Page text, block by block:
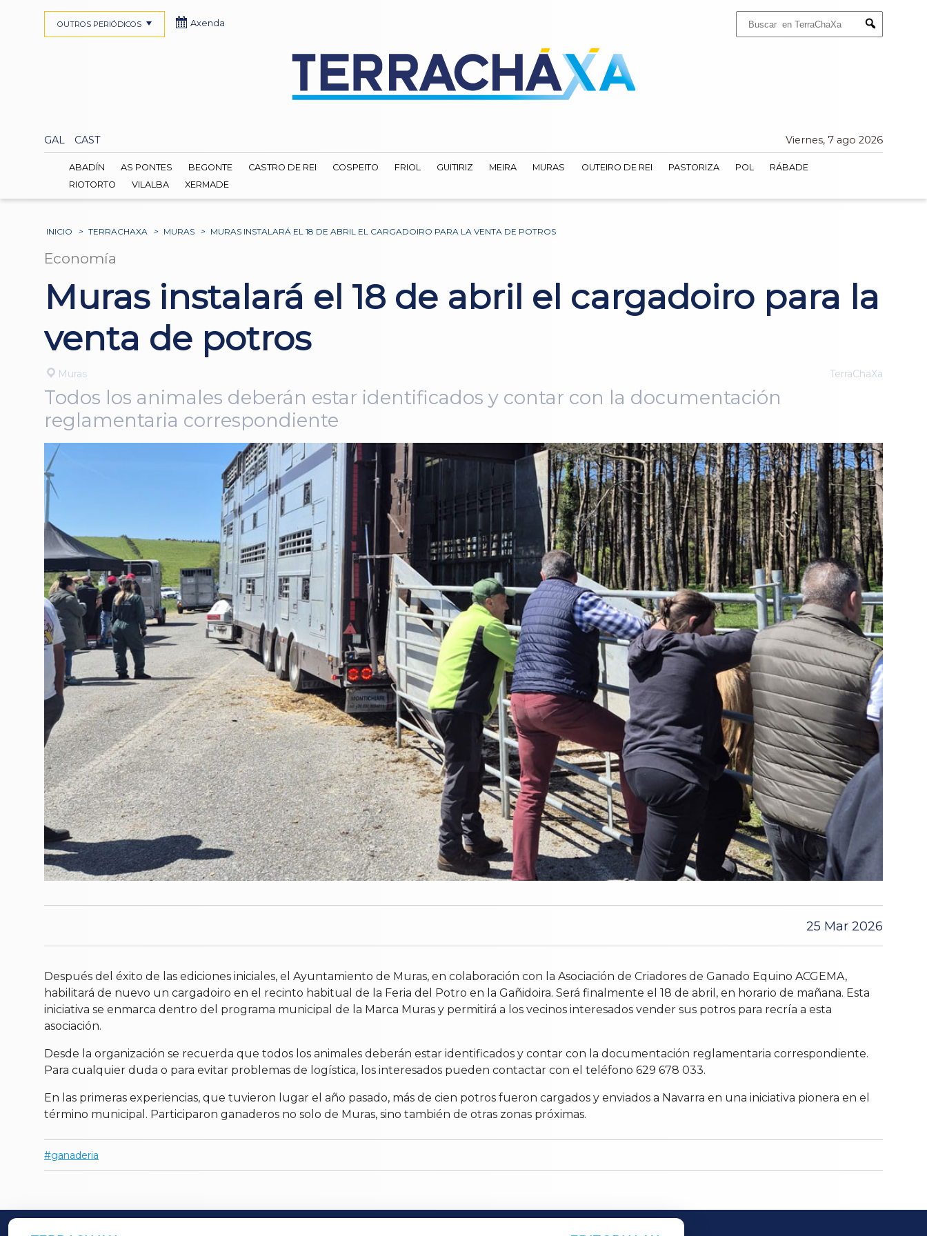
Submit
GAL CAST Viernes, 7 ago 2026
OUTROS PERIÓDICOS Axenda
ABADÍN AS PONTES BEGONTE CASTRO DE REI COSPEITO FRIOL GUITIRIZ MEIRA MURAS OUTEIRO DE REI PASTORIZA POL
RÁBADE
RIOTORTO
VILALBA XERMADE
INICIO > TERRACHAXA > MURAS > MURAS INSTALARÁ EL 18 DE ABRIL EL CARGADOIRO PARA LA VENTA DE POTROS
Economía
Muras instalará el 18 de abril el cargadoiro para la
venta de potros
Muras TerraChaXa
Todos los animales deberán estar identificados y contar con la documentación
reglamentaria correspondiente
25 Mar 2026
Después del éxito de las ediciones iniciales, el Ayuntamiento de Muras, en colaboración con la Asociación de Criadores de Ganado Equino ACGEMA,
habilitará de nuevo un cargadoiro en el recinto habitual de la Feria del Potro en la Gañidoira. Será finalmente el 18 de abril, en horario de mañana. Esta
iniciativa se enmarca dentro del programa municipal de la Marca Muras y permitirá a los vecinos interesados vender sus potros para recría a esta
asociación.
Desde la organización se recuerda que todos los animales deberán estar identificados y contar con la documentación reglamentaria correspondiente.
Para cualquier duda o para evitar problemas de logística, los interesados pueden contactar con el teléfono 629 678 033.
En las primeras experiencias, que tuvieron lugar el año pasado, más de cien potros fueron cargados y enviados a Navarra en una iniciativa pionera en el
término municipal. Participaron ganaderos no solo de Muras, sino también de otras zonas próximas.
ganaderia